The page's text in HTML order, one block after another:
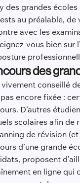
des grandes
au préalable,
avec les
vous bien
des
conseillé
pas encore fixée :
D’autres
scolaires afin de
de révision
d’une grande
proposent
en ligne qui